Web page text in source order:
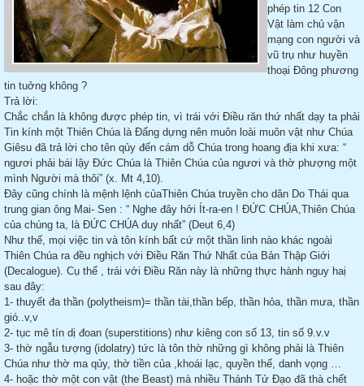
phép tin 12 Con
Vật làm chủ vận
mạng con người và
vũ trụ như huyền
thoại Đông phương
tin tuởng không ?
Trả lời:
Chắc chắn là không được phép tin, vì trái với Điều răn thứ nhất dạy ta phải
Tin kính một Thiên Chúa là Đấng dựng nên muôn loài muôn vật như Chúa
Giêsu đã trả lời cho tên qủy đến cám dỗ Chúa trong hoang địa khi xưa: “
ngươi phải bái lậy Đức Chúa là Thiên Chúa của ngươi và thờ phượng một
mình Người mà thôi” (x. Mt 4,10).
Đây cũng chính là mệnh lệnh củaThiên Chúa truyền cho dân Do Thái qua
trung gian ông Mai- Sen : “ Nghe đây hởi Ít-ra-en ! ĐỨC CHÚA,Thiên Chúa
của chúng ta, là ĐỨC CHÚA duy nhất” (Deut 6,4)
Như thế, mọi việc tin và tôn kính bất cứ một thần linh nào khác ngoài
Thiên Chúa ra đều nghịch với Điều Răn Thứ Nhất của Bản Thập Giới
(Decalogue). Cụ thể , trái với Điều Răn này là những thực hành nguy haị
sau đây:
1- thuyết đa thần (polytheism)= thần tài,thần bếp, thần hỏa, thần mưa, thần
gió..v,v
2- tục mê tín dị đoan (superstitions) như kiêng con số 13, tin số 9.v.v
3- thờ ngẫu tượng (idolatry) tức là tôn thờ những gì không phải là Thiên
Chúa như thờ ma qủy, thờ tiền của ,khoái lạc, quyền thế, danh vọng …
4- hoặc thờ một con vật (the Beast) mà nhiều Thánh Tử Đạo đã thà chết